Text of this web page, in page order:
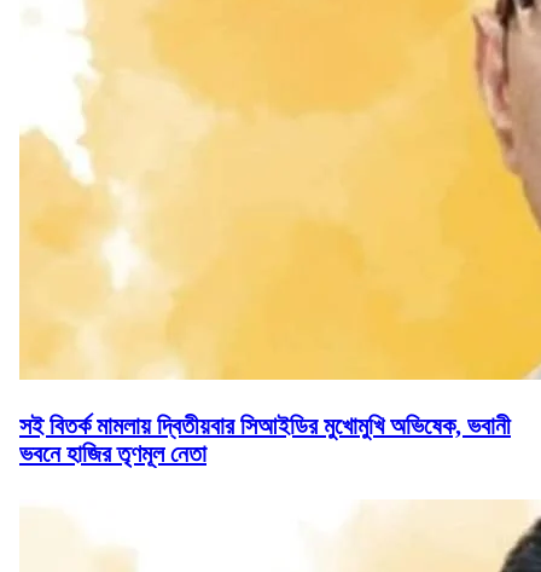
সই বিতর্ক মামলায় দ্বিতীয়বার সিআইডির মুখোমুখি অভিষেক, ভবানী
ভবনে হাজির তৃণমূল নেতা